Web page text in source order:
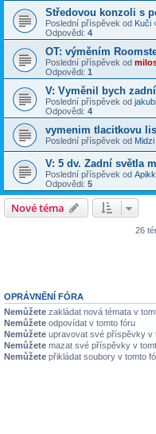
Středovou konzoli s
Poslední příspěvek od Kuči
Odpovědi: 4
OT: výměním
Poslední příspěvek od
Odpovědi: 1
V: Vyměnil bych
Poslední příspěvek od
Odpovědi: 4
vymenim tlacitkovu
Poslední příspěvek od Midzi
V: 5 dv. Zadní světla
Poslední příspěvek od
Odpovědi: 5
Nové téma
26
OPRÁVNĚNÍ FÓRA
Nemůžete zakládat nová témata v
Nemůžete odpovídat v tomto fóru
Nemůžete upravovat své příspěvky v
Nemůžete mazat své příspěvky v
Nemůžete přikládat soubory v tomto